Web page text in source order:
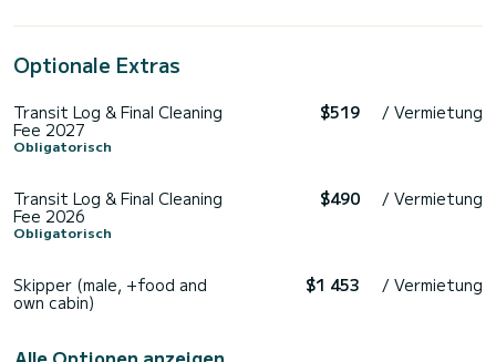
Optionale Extras
Transit Log & Final Cleaning
Fee 2027
Obligatorisch
$519 / Vermietung
Transit Log & Final Cleaning
Fee 2026
Obligatorisch
$490 / Vermietung
Skipper (male, +food and
own cabin)
$1 453 / Vermietung